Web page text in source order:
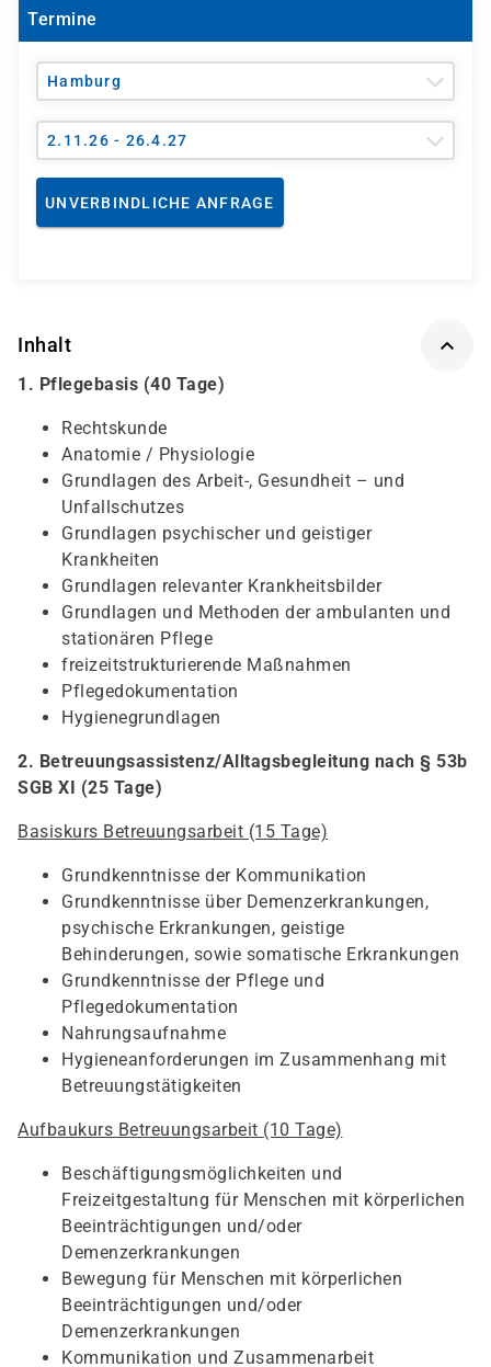
Termine
Hamburg
2.11.26 - 26.4.27
UNVERBINDLICHE ANFRAGE
Inhalt
1. Pflegebasis (40 Tage)
Rechtskunde
Anatomie / Physiologie
Grundlagen des Arbeit-, Gesundheit – und
Unfallschutzes
Grundlagen psychischer und geistiger
Krankheiten
Grundlagen relevanter Krankheitsbilder
Grundlagen und Methoden der ambulanten und
stationären Pflege
freizeitstrukturierende Maßnahmen
Pflegedokumentation
Hygienegrundlagen
2. Betreuungsassistenz/Alltagsbegleitung nach § 53b
SGB XI (25 Tage)
Basiskurs Betreuungsarbeit (15 Tage)
Grundkenntnisse der Kommunikation
Grundkenntnisse über Demenzerkrankungen,
psychische Erkrankungen, geistige
Behinderungen, sowie somatische Erkrankungen
Grundkenntnisse der Pflege und
Pflegedokumentation
Nahrungsaufnahme
Hygieneanforderungen im Zusammenhang mit
Betreuungstätigkeiten
Aufbaukurs Betreuungsarbeit (10 Tage)
Beschäftigungsmöglichkeiten und
Freizeitgestaltung für Menschen mit körperlichen
Beeinträchtigungen und/oder
Demenzerkrankungen
Bewegung für Menschen mit körperlichen
Beeinträchtigungen und/oder
Demenzerkrankungen
Kommunikation und Zusammenarbeit